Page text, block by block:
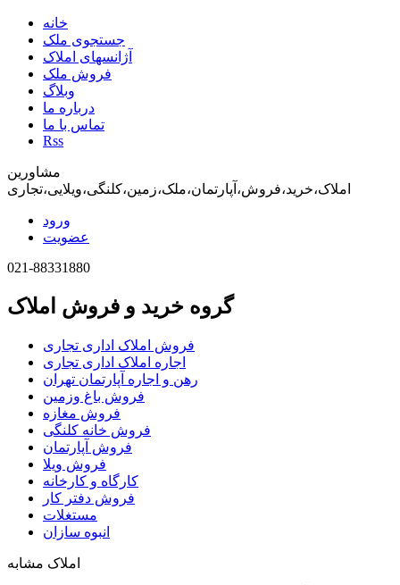
خانه
جستجوی ملک
آژانسهای املاک
فروش ملک
وبلاگ
درباره ما
تماس با ما
Rss
مشاورین
املاک،خرید،فروش،آپارتمان،ملک،زمین،کلنگی،ویلایی،تجاری
ورود
عضویت
021-88331880
گروه خرید و فروش املاک
فروش املاک اداری تجاری
اجاره املاک اداری تجاری
رهن و اجاره آپارتمان تهران
فروش باغ وزمین
فروش مغازه
فروش خانه کلنگی
فروش آپارتمان
فروش ویلا
کارگاه و کارخانه
فروش دفتر کار
مستغلات
انبوه سازان
املاک مشابه